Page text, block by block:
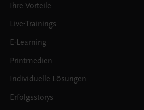
Ihre Vorteile
Live-Trainings
E-Learning
Printmedien
Individuelle Lösungen
Erfolgsstorys